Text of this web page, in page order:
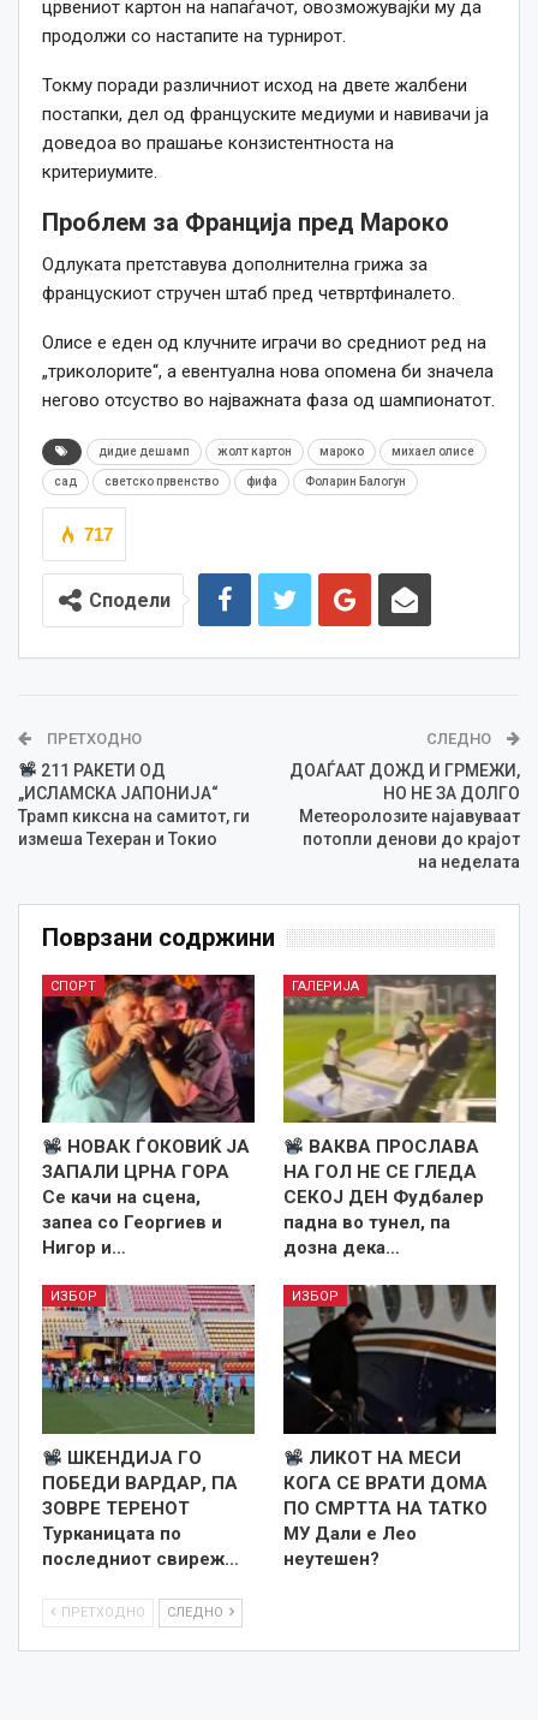
црвениот картон на напаѓачот, овозможувајќи му да
продолжи со настапите на турнирот.
Токму поради различниот исход на двете жалбени
постапки, дел од француските медиуми и навивачи ја
доведоа во прашање конзистентноста на
критериумите.
Проблем за Франција пред Мароко
Одлуката претставува дополнителна грижа за
францускиот стручен штаб пред четвртфиналето.
Олисе е еден од клучните играчи во средниот ред на
„триколорите“, а евентуална нова опомена би значела
негово отсуство во најважната фаза од шампионатот.
дидие дешамп жолт картон мароко михаел олисе
сад светско првенство фифа Фоларин Балогун
717
Сподели
ПРЕТХОДНО
211 РАКЕТИ ОД
„ИСЛАМСКА ЈАПОНИЈА“
Трамп киксна на самитот, ги
измеша Техеран и Токио
СЛЕДНО
ДОАЃААТ ДОЖД И ГРМЕЖИ,
НО НЕ ЗА ДОЛГО
Метеоролозите најавуваат
потопли денови до крајот
на неделата
Поврзани содржини
СПОРТ
НОВАК ЃОКОВИЌ ЈА
ЗАПАЛИ ЦРНА ГОРА
Се качи на сцена,
запеа со Георгиев и
Нигор и…
ГАЛЕРИЈА
ВАКВА ПРОСЛАВА
НА ГОЛ НЕ СЕ ГЛЕДА
СЕКОЈ ДЕН Фудбалер
падна во тунел, па
дозна дека…
ИЗБОР
ШКЕНДИЈА ГО
ПОБЕДИ ВАРДАР, ПА
ЗОВРЕ ТЕРЕНОТ
Турканицата по
последниот свиреж…
ИЗБОР
ЛИКОТ НА МЕСИ
КОГА СЕ ВРАТИ ДОМА
ПО СМРТТА НА ТАТКО
МУ Дали е Лео
неутешен?
ПРЕТХОДНО СЛЕДНО